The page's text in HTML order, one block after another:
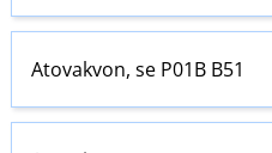
Atovakvon, se P01B B51